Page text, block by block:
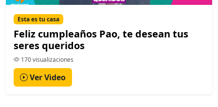
Esta es tu casa
Feliz cumpleaños Pao, te desean tus
seres queridos
170 visualizaciones
Ver Video